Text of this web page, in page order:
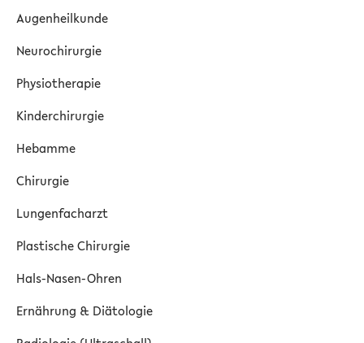
Augenheilkunde
Neurochirurgie
Physiotherapie
Kinderchirurgie
Hebamme
Chirurgie
Lungenfacharzt
Plastische Chirurgie
Hals-Nasen-Ohren
Ernährung & Diätologie